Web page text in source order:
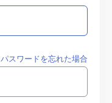
パスワードを忘れた場合